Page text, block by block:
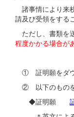
諸事情により来
請及び受領をする
ただし、書類を
程度かかる場合が
① 証明願をダウ
② 以下のものを
◆証明願